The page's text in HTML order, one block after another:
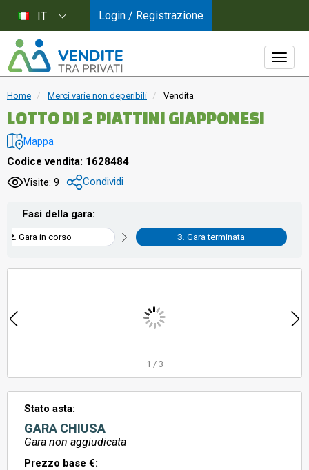
Home Merci varie non deperibili Vendita
LOTTO DI 2 PIATTINI GIAPPONESI
Mappa
Codice vendita: 1628484
Visite: 9
Condividi
Fasi della gara:
Gara in corso Gara terminata
1 / 3
Stato asta:
GARA CHIUSA
Gara non aggiudicata
Prezzo base €:
IT Login / Registrazione